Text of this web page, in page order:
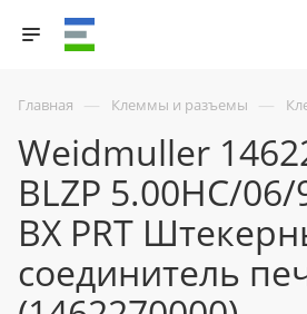
Главная — Клеммы и разъемы —
Weidmuller
BLZP 5.00HC/06/
BX PRT
соединитель